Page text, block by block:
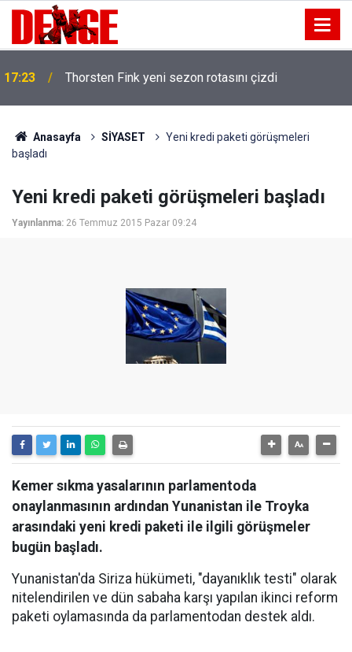
17:23 Thorsten Fink yeni sezon rotasını çizdi
Anasayfa SİYASET
Yeni kredi paketi görüşmeleri
başladı
Yeni kredi paketi görüşmeleri başladı
Yayınlanma: 26 Temmuz 2015 Pazar 09:24
Kemer sıkma yasalarının parlamentoda
onaylanmasının ardından Yunanistan ile Troyka
arasındaki yeni kredi paketi ile ilgili görüşmeler
bugün başladı.
Yunanistan'da Siriza hükümeti, "dayanıklık testi" olarak
nitelendirilen ve dün sabaha karşı yapılan ikinci reform
paketi oylamasında da parlamentodan destek aldı.